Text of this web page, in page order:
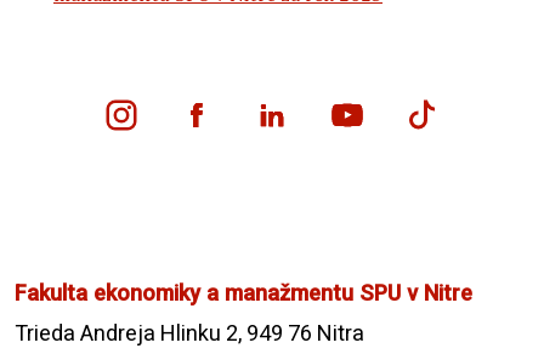
Fakulta ekonomiky a manažmentu SPU v Nitre
Trieda Andreja Hlinku 2, 949 76 Nitra